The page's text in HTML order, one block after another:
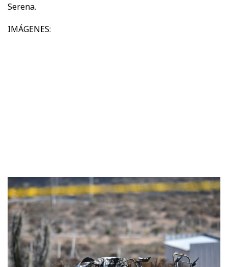
Serena.
IMÁGENES: